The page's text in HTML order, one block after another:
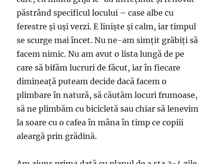
păstrând specificul locului – case albe cu
ferestre și uși verzi. E liniște și calm, iar timpul
se scurge mai încet. Nu ne-am simțit grăbiți să
facem nimic. Nu am avut o lista lungă de pe
care să bifăm lucruri de făcut, iar în fiecare
dimineață puteam decide dacă facem o
plimbare în natură, să căutăm locuri frumoase,
să ne plimbăm cu bicicletă sau chiar să lenevim
la soare cu o cafea în mâna în timp ce copiii
aleargă prin grădină.